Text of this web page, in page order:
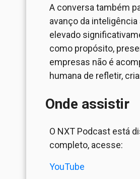
A conversa também
avanço da
elevado
como propósito,
empresas não é
humana de refletir,
Onde assistir
O NXT Podcast está
completo, acesse:
YouTube